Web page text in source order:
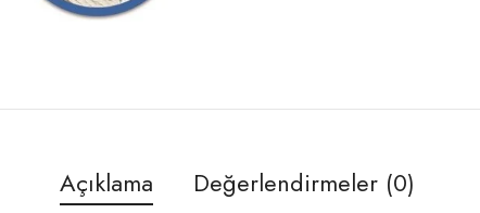
Açıklama Değerlendirmeler (0)